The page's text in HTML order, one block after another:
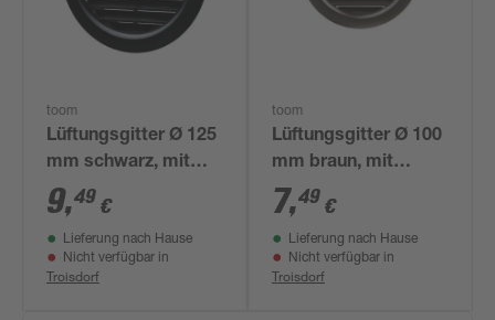
toom
Lüftungsgitter Ø 125
mm schwarz, mit
Insektenschutzgitter
9,49 €
Lieferung nach Hause
Nicht verfügbar in
Troisdorf
toom
Lüftungsgitter Ø 100
mm braun, mit
Insektenschutzgitter
7,49 €
Lieferung nach Hause
Nicht verfügbar in
Troisdorf